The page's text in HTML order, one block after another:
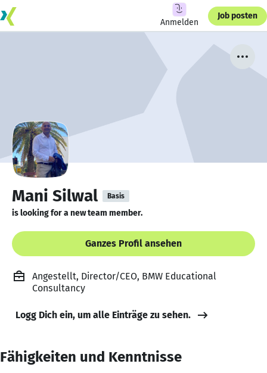
Anmelden
Job posten
Mani Silwal Basis
is looking for a new team member.
Ganzes Profil ansehen
Angestellt, Director/CEO, BMW Educational
Consultancy
Logg Dich ein, um alle Einträge zu sehen.
Fähigkeiten und Kenntnisse